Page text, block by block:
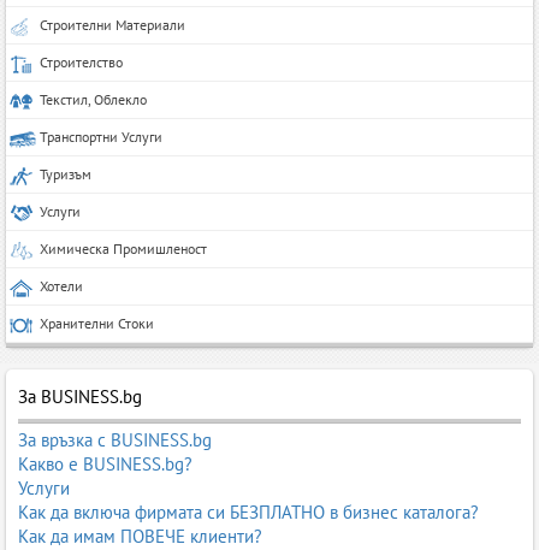
Строителни Материали
Строителство
Текстил, Облекло
Транспортни Услуги
Туризъм
Услуги
Химическа Промишленост
Хотели
Хранителни Стоки
За BUSINESS.bg
За връзка с BUSINESS.bg
Какво е BUSINESS.bg?
Услуги
Как да включа фирмата си БЕЗПЛАТНО в бизнес каталога?
Как да имам ПОВЕЧЕ клиенти?